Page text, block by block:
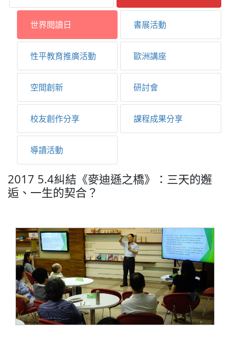
世界閱讀日 書展活動
性平教育推廣活動 歐洲講座
空間創新 研討會
校友創作分享 課程成果分享
導讀活動
2017 5.4糾結《麥迪遜之橋》：三天的邂
逅、一生的契合？